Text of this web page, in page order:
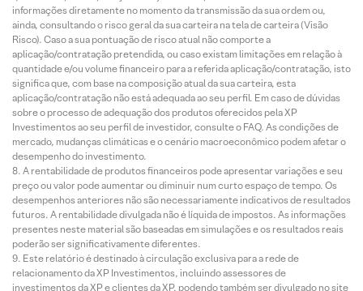
informações diretamente no momento da transmissão da sua ordem ou,
ainda, consultando o risco geral da sua carteira na tela de carteira (Visão
Risco). Caso a sua pontuação de risco atual não comporte a
aplicação/contratação pretendida, ou caso existam limitações em relação à
quantidade e/ou volume financeiro para a referida aplicação/contratação, isto
significa que, com base na composição atual da sua carteira, esta
aplicação/contratação não está adequada ao seu perfil. Em caso de dúvidas
sobre o processo de adequação dos produtos oferecidos pela XP
Investimentos ao seu perfil de investidor, consulte o FAQ. As condições de
mercado, mudanças climáticas e o cenário macroeconômico podem afetar o
desempenho do investimento.
A rentabilidade de produtos financeiros pode apresentar variações e seu
preço ou valor pode aumentar ou diminuir num curto espaço de tempo. Os
desempenhos anteriores não são necessariamente indicativos de resultados
futuros. A rentabilidade divulgada não é líquida de impostos. As informações
presentes neste material são baseadas em simulações e os resultados reais
poderão ser significativamente diferentes.
Este relatório é destinado à circulação exclusiva para a rede de
relacionamento da XP Investimentos, incluindo assessores de
investimentos da XP e clientes da XP, podendo também ser divulgado no site